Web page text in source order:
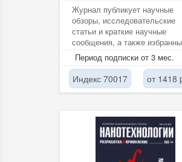
Журнал публикует научные
обзоры, исследовательские
статьи и краткие научные
сообщения, а также
аналитические и
образовательные
Период подписки от 3 мес.
Индекс 70017 от 1418